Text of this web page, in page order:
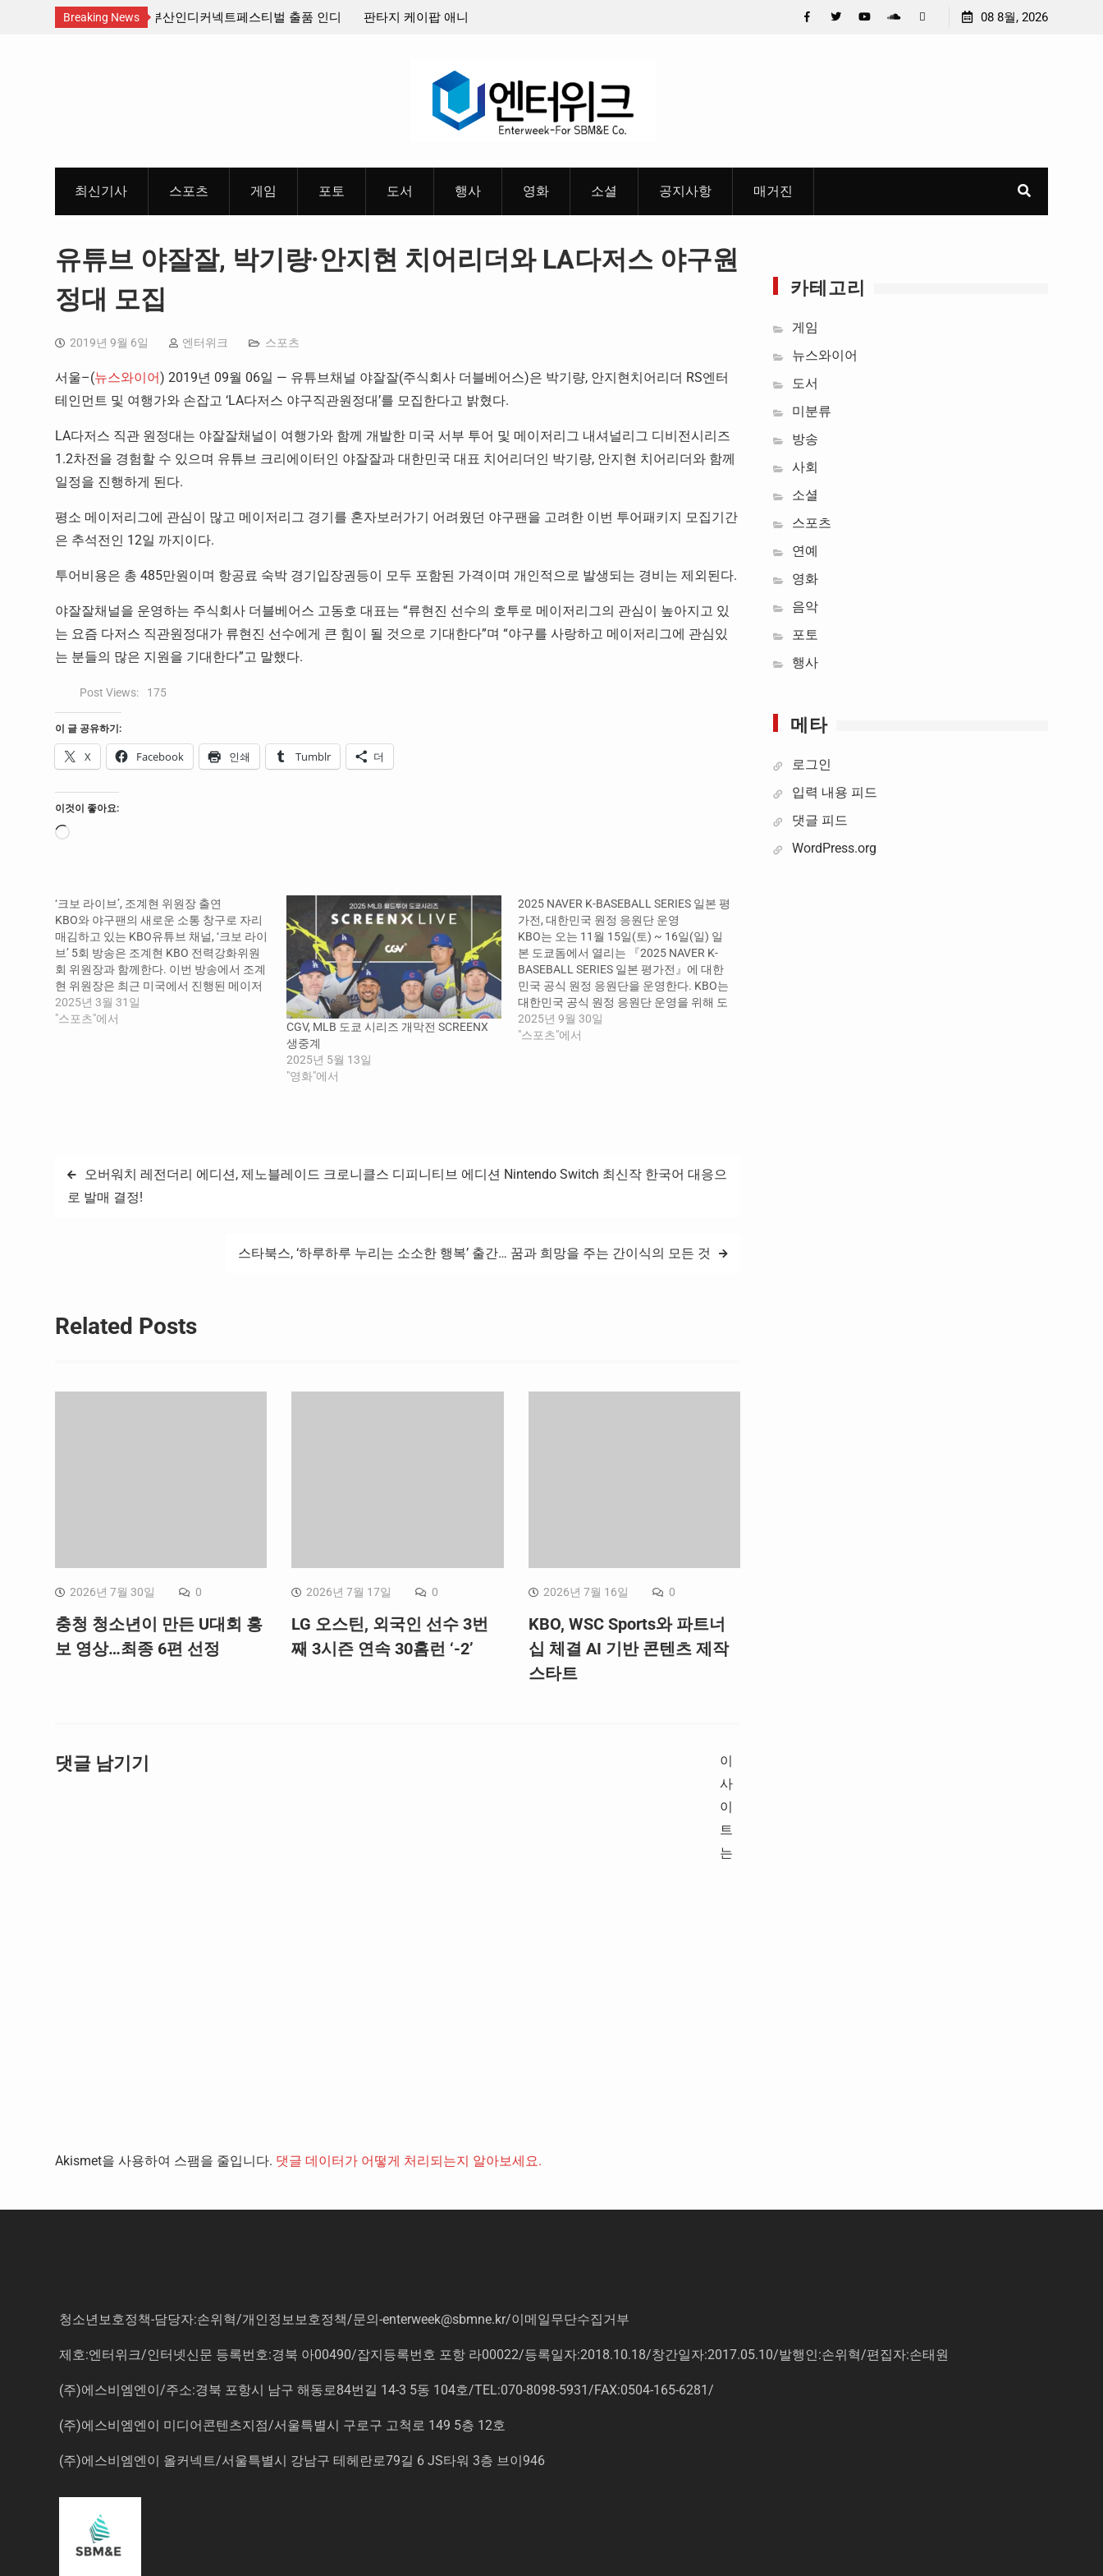
Breaking News
넥트페스티벌 출품 인디
판타지 케이팝 애니메이션 ‘고스트밴드’ 8월 26일(수)
중요 메일메일 제목정준호 의원, 축구협회 슬그머니 만
08 8월, 2026
최신기사 스포츠 게임 포토 도서 행사 영화 소셜 공지사항 매거진
유튜브 야잘잘, 박기량·안지현 치어리더와 LA다저스 야구원
정대 모집
2019년 9월 6일 엔터위크 스포츠
서울–(뉴스와이어) 2019년 09월 06일 — 유튜브채널 야잘잘(주식회사 더블베어스)은 박기량, 안지현치어리더 RS엔터
테인먼트 및 여행가와 손잡고 ‘LA다저스 야구직관원정대’를 모집한다고 밝혔다.
LA다저스 직관 원정대는 야잘잘채널이 여행가와 함께 개발한 미국 서부 투어 및 메이저리그 내셔널리그 디비전시리즈
1.2차전을 경험할 수 있으며 유튜브 크리에이터인 야잘잘과 대한민국 대표 치어리더인 박기량, 안지현 치어리더와 함께
일정을 진행하게 된다.
평소 메이저리그에 관심이 많고 메이저리그 경기를 혼자보러가기 어려웠던 야구팬을 고려한 이번 투어패키지 모집기간
은 추석전인 12일 까지이다.
투어비용은 총 485만원이며 항공료 숙박 경기입장권등이 모두 포함된 가격이며 개인적으로 발생되는 경비는 제외된다.
야잘잘채널을 운영하는 주식회사 더블베어스 고동호 대표는 “류현진 선수의 호투로 메이저리그의 관심이 높아지고 있
는 요즘 다저스 직관원정대가 류현진 선수에게 큰 힘이 될 것으로 기대한다”며 “야구를 사랑하고 메이저리그에 관심있
는 분들의 많은 지원을 기대한다”고 말했다.
Post Views: 175
이 글 공유하기:
X Facebook 인쇄 Tumblr 더
이것이 좋아요:
로
‘크보 라이브’, 조계현 위원장 출연
KBO와 야구팬의 새로운 소통 창구로 자리
매김하고 있는 KBO유튜브 채널, ‘크보 라이
브’ 5회 방송은 조계현 KBO 전력강화위원
회 위원장과 함께한다. 이번 방송에서 조계
현 위원장은 최근 미국에서 진행된 메이저
리그 소속 한국, 한국계 선수들과 만난 이야
기를 야구 팬들과 나눌 예정이다. 조계현 위
2025년 3월 31일
"스포츠"에서
CGV, MLB 도쿄 시리즈 개막전 SCREENX
생중계
2025년 5월 13일
"영화"에서
2025 NAVER K-BASEBALL SERIES 일본 평
가전, 대한민국 원정 응원단 운영
KBO는 오는 11월 15일(토) ~ 16일(일) 일
본 도쿄돔에서 열리는 『2025 NAVER K-
BASEBALL SERIES 일본 평가전』에 대한
민국 공식 원정 응원단을 운영한다. KBO는
대한민국 공식 원정 응원단 운영을 위해 도
쿄돔 3루 외야 F3,4블록을 대한민국 원정
응원석으로 지정하였다. 일본의 응원문화
2025년 9월 30일
"스포츠"에서
글
탐
오버워치 레전더리 에디션, 제노블레이드 크로니클스 디피니티브 에디션 Nintendo Switch 최신작 한국어 대응으
로 발매 결정!
스타북스, ‘하루하루 누리는 소소한 행복’ 출간… 꿈과 희망을 주는 간이식의 모든 것
Related Posts
2026년 7월 30일 0
충청 청소년이 만든 U대회 홍
보 영상…최종 6편 선정
2026년 7월 17일 0
LG 오스틴, 외국인 선수 3번
째 3시즌 연속 30홈런 ‘-2’
2026년 7월 16일 0
KBO, WSC Sports와 파트너
십 체결 AI 기반 콘텐츠 제작
스타트
댓글 남기기
이
사
이
트
는
Akismet을 사용하여 스팸을 줄입니다. 댓글 데이터가 어떻게 처리되는지 알아보세요.
카테고리
게임
뉴스와이어
도서
미분류
방송
사회
소셜
스포츠
연예
영화
음악
포토
행사
메타
로그인
입력 내용 피드
댓글 피드
WordPress.org
청소년보호정책-담당자:손위혁/개인정보보호정책/문의-enterweek@sbmne.kr/이메일무단수집거부
제호:엔터위크/인터넷신문 등록번호:경북 아00490/잡지등록번호 포항 라00022/등록일자:2018.10.18/창간일자:2017.05.10/발행인:손위혁/편집자:손태원
(주)에스비엠엔이/주소:경북 포항시 남구 해동로84번길 14-3 5동 104호/TEL:070-8098-5931/FAX:0504-165-6281/
(주)에스비엠엔이 미디어콘텐츠지점/서울특별시 구로구 고척로 149 5층 12호
(주)에스비엠엔이 올커넥트/서울특별시 강남구 테헤란로79길 6 JS타워 3층 브이946